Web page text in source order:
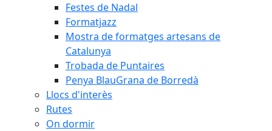
Festes de Nadal
Formatjazz
Mostra de formatges artesans de
Catalunya
Trobada de Puntaires
Penya BlauGrana de Borredà
Llocs d'interès
Rutes
On dormir